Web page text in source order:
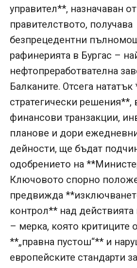
управител**, назначаван от
правителството, получава
безпрецедентни
рафинерията в Бургас –
нефтопреработвателна
Балканите. Отсега
стратегически
финансови транзакции,
планове и дори
дейности, ще бъдат
одобрението на
Ключовото спорно
предвижда
контрол** над действията
– мерка, която критиците
**„правна пустош“** и
европейските стандарти